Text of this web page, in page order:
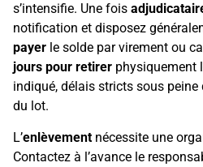
s’intensifie. Une fois
notification et disposez
payer le solde par virement ou
jours pour retirer physiquement
indiqué, délais stricts sous peine
du lot.
L’enlèvement nécessite une
Contactez à l’avance le